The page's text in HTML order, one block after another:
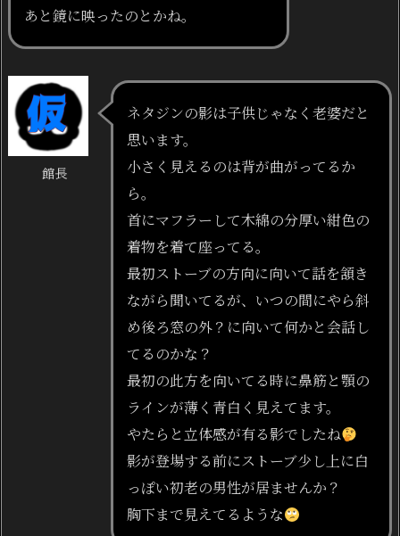
あと鏡に映ったのとかね。
館長
ネタジンの影は子供じゃなく老婆だと
思います。
小さく見えるのは背が曲がってるか
ら。
首にマフラーして木綿の分厚い紺色の
着物を着て座ってる。
最初ストーブの方向に向いて話を頷き
ながら聞いてるが、いつの間にやら斜
め後ろ窓の外？に向いて何かと会話し
てるのかな？
最初の此方を向いてる時に鼻筋と顎の
ラインが薄く青白く見えてます。
やたらと立体感が有る影でしたね
影が登場する前にストーブ少し上に白
っぽい初老の男性が居ませんか？
胸下まで見えてるような